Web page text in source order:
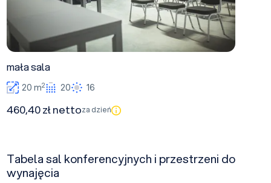
mała sala
20 m2 20 16
460,40 zł nettoza dzień
Tabela sal konferencyjnych i przestrzeni do
wynajęcia